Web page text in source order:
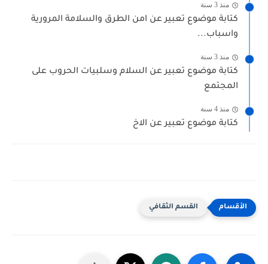
منذ 3 سنة
كتابة موضوع تعبير عن امن الطرق والسلامة المرورية
واسباب...
منذ 3 سنة
كتابة موضوع تعبير عن السلام وسلبيات الحروب على
المجتمع
منذ 4 سنة
كتابة موضوع تعبير عن الاخ
القسم الثقافي